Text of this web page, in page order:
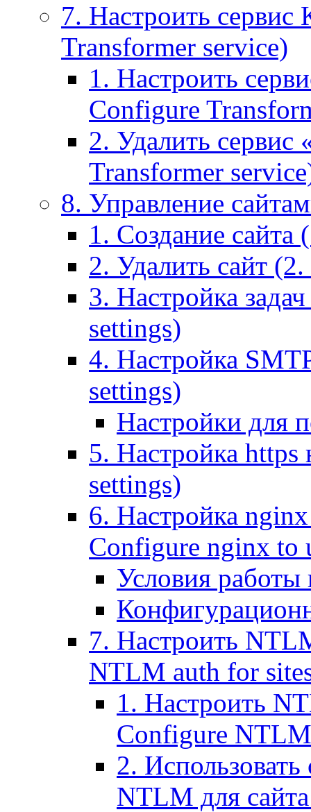
7. Настроить
Transformer service)
1. Настроить
Configure
2. Удалить сервис
Transformer
8. Управление
1. Создание сайта
2. Удалить сайт
3. Настройка
settings)
4. Настройка
settings)
Настройки для
5. Настройка https
settings)
6. Настройка
Configure nginx to
Условия работы
7. Настроить
NTLM auth for
1. Настроить
Configure
2.
NTLM для